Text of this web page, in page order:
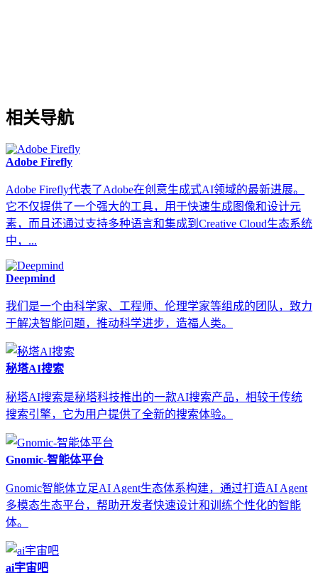
相关导航
Adob​​e Firefly
Adobe Firefly代表了Adobe在创意生成式AI领域的最新进展。
它不仅提供了一个强大的工具，用于快速生成图像和设计元
素，而且还通过支持多种语言和集成到Creative Cloud生态系统
中，...
Deepmind
我们是一个由科学家、工程师、伦理学家等组成的团队，致力
于解决智能问题，推动科学进步，造福人类。
秘塔AI搜索
秘塔AI搜索是秘塔科技推出的一款AI搜索产品，相较于传统
搜索引擎，它为用户提供了全新的搜索体验。
Gnomic-智能体平台
Gnomic智能体立足AI Agent生态体系构建，通过打造AI Agent
多模态生态平台，帮助开发者快速设计和训练个性化的智能
体。
ai宇宙吧